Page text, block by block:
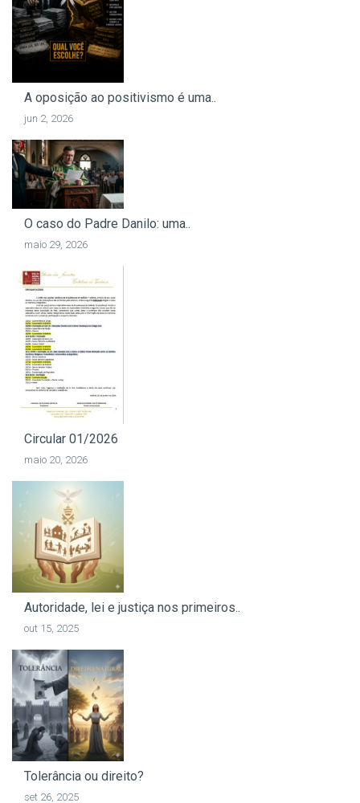
A oposição ao positivismo é uma..
jun 2, 2026
O caso do Padre Danilo: uma..
maio 29, 2026
Circular 01/2026
maio 20, 2026
Autoridade, lei e justiça nos primeiros..
out 15, 2025
Tolerância ou direito?
set 26, 2025